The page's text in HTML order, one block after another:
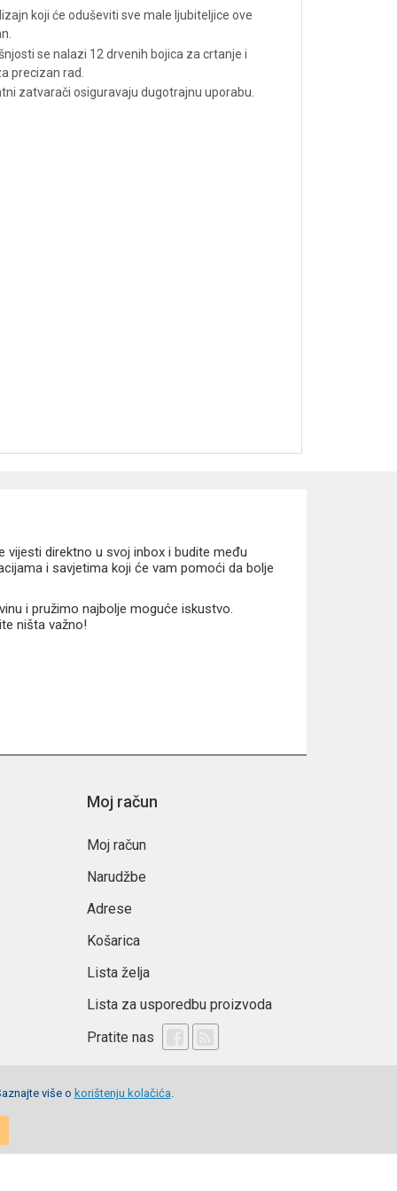
koji će oduševiti sve male ljubiteljice ove
se nalazi 12 drvenih bojica za crtanje i
precizan rad.
zatvarači osiguravaju dugotrajnu uporabu.
izradu i omiljeni Hello Kitty dizajn na jednom
vijesti direktno u svoj inbox i budite među
i savjetima koji će vam pomoći da bolje
i pružimo najbolje moguće iskustvo.
ništa važno!
Moj račun
Moj račun
Narudžbe
Adrese
Košarica
Lista želja
Lista za usporedbu proizvoda
Pratite nas
više o korištenju kolačića.